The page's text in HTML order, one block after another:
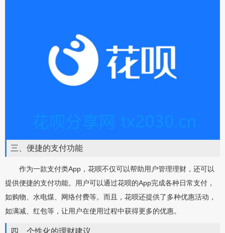
三、便捷的支付功能
作为一款支付类App，花呗不仅可以帮助用户管理理财，还可以
提供便捷的支付功能。用户可以通过花呗的App完成各种日常支付，
如购物、水电煤、网络付费等。而且，花呗还提供了多种优惠活动，
如满减、红包等，让用户在使用过程中获得更多的优惠。
四、个性化的理财建议